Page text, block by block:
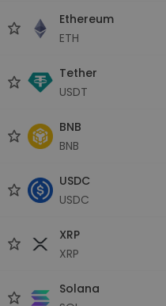
Ethereum
ETH
Tether
USDT
BNB
BNB
USDC
USDC
XRP
XRP
Solana